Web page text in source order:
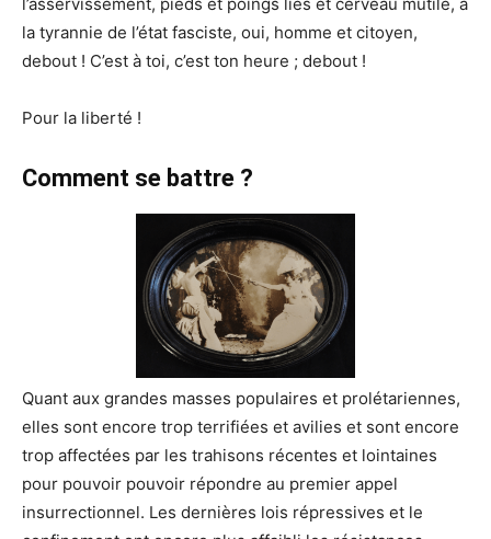
la tyrannie de l’état fasciste, oui, homme et citoyen,
debout ! C’est à toi, c’est ton heure ; debout !
Pour la liberté !
Comment se battre ?
Quant aux grandes masses populaires et prolétariennes,
elles sont encore trop terrifiées et avilies et sont encore
trop affectées par les trahisons récentes et lointaines
pour pouvoir pouvoir répondre au premier appel
insurrectionnel. Les dernières lois répressives et le